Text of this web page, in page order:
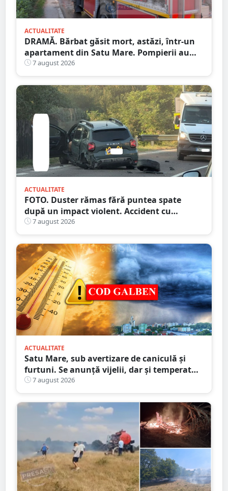
ACTUALITATE
DRAMĂ. Bărbat găsit mort, astăzi, într-un
apartament din Satu Mare. Pompierii au
spart ușa
7 august 2026
ACTUALITATE
FOTO. Duster rămas fără puntea spate
după un impact violent. Accident cu
implicarea unei mașini din Satu Mare
7 august 2026
ACTUALITATE
Satu Mare, sub avertizare de caniculă și
furtuni. Se anunță vijelii, dar și temperaturi
ridicate. Avertizarea ANM
7 august 2026